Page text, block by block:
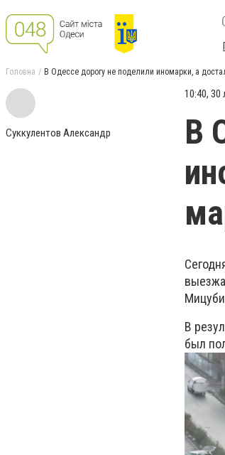
Головна В Одессе дорогу не поделили иномарки, а
Суккулентов Александр
10:40, 30
В
В
был